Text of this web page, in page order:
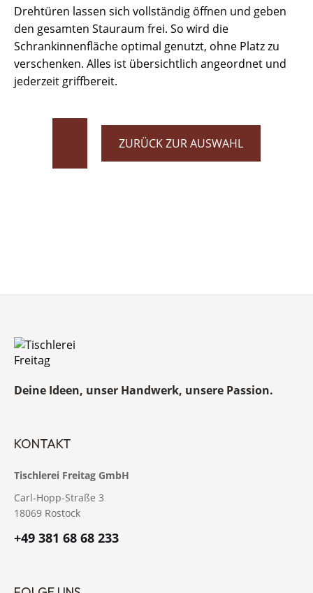
Drehtüren lassen sich vollständig öffnen und geben
den gesamten Stauraum frei. So wird die
Schrankinnenfläche optimal genutzt, ohne Platz zu
verschenken. Alles ist übersichtlich angeordnet und
jederzeit griffbereit.
ZURÜCK ZUR AUSWAHL
Deine Ideen, unser Handwerk, unsere Passion.
KONTAKT
Tischlerei Freitag GmbH
Carl-Hopp-Straße 3
18069 Rostock
+49 381 68 68 233